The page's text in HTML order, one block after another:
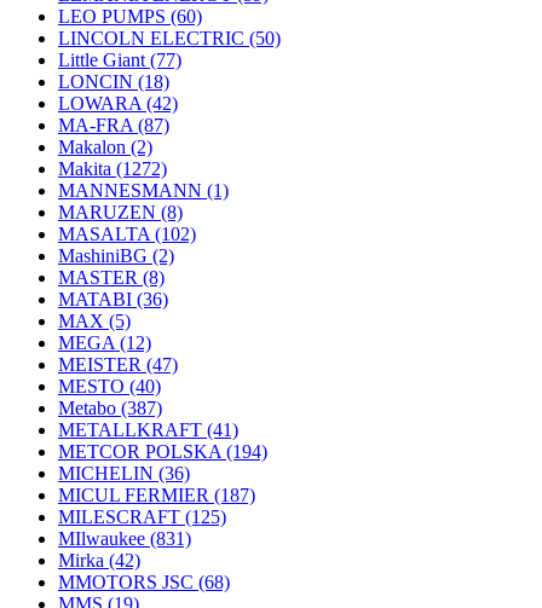
LEO PUMPS (60)
LINCOLN ELECTRIC (50)
Little Giant (77)
LONCIN (18)
LOWARA (42)
MA-FRA (87)
Makalon (2)
Makita (1272)
MANNESMANN (1)
MARUZEN (8)
MASALTA (102)
MashiniBG (2)
MASTER (8)
MATABI (36)
MAX (5)
MEGA (12)
MEISTER (47)
MESTO (40)
Metabo (387)
METALLKRAFT (41)
METCOR POLSKA (194)
MICHELIN (36)
MICUL FERMIER (187)
MILESCRAFT (125)
MIlwaukee (831)
Mirka (42)
MMOTORS JSC (68)
MMS (19)